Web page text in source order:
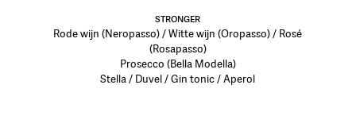
STRONGER
Rode wijn (Neropasso) / Witte wijn (Oropasso) / Rosé
(Rosapasso)
Prosecco (Bella Modella)
Stella / Duvel / Gin tonic / Aperol